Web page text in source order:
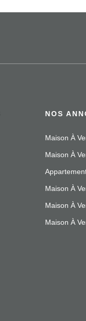
NOS
Maison À
Maison À
Maison À
Maison À
Maison À